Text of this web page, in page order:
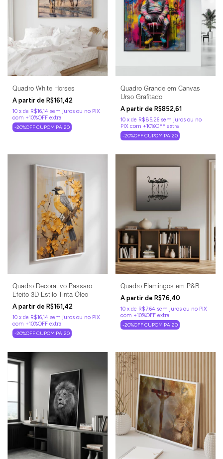
Quadro White Horses
R$161,42
10 x de R$16,14 sem juros
-20%OFF CUPOM PAI20
Quadro Grande em Canvas
Urso Grafitado
R$852,61
10 x de R$85,26 sem juros
-20%OFF CUPOM PAI20
Quadro Decorativo Pássaro
Efeito 3D Estilo Tinta Óleo
R$161,42
10 x de R$16,14 sem juros
-20%OFF CUPOM PAI20
Quadro Flamingos em P&B
R$76,40
10 x de R$7,64 sem juros
-20%OFF CUPOM PAI20